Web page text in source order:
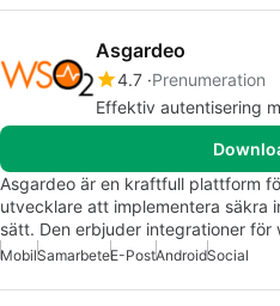
Asgardeo
4.7 Prenumeration
Effektiv autentisering
Asgardeo är en kraftfull plattform
utvecklare att implementera säkra
sätt. Den erbjuder integrationer
MobilSamarbeteE-PostAndroidSocial